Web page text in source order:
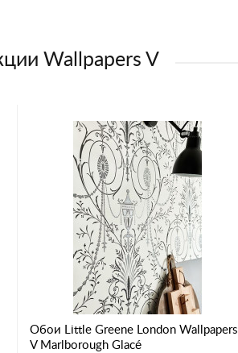
Wallpapers V
Обои Little Greene London Wallpapers
V Marlborough Glacé